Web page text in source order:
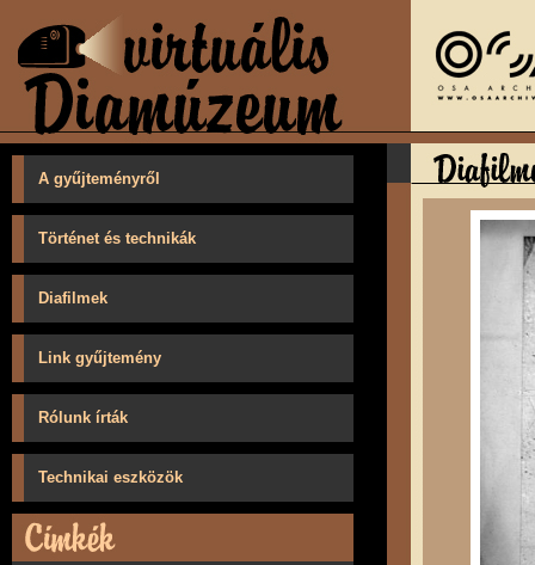
A gyűjteményről
Történet és technikák
Diafilmek
Link gyűjtemény
Rólunk írták
Technikai eszközök